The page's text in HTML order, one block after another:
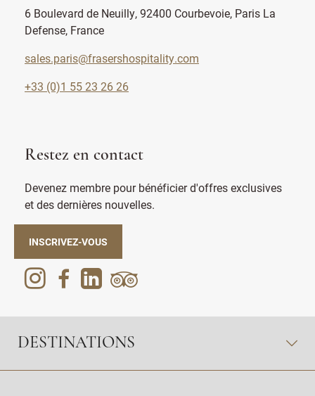
6 Boulevard de Neuilly, 92400 Courbevoie, Paris La
Defense, France
sales.paris@frasershospitality.com
+33 (0)1 55 23 26 26
Restez en contact
Devenez membre pour bénéficier d'offres exclusives
et des dernières nouvelles.
INSCRIVEZ-VOUS
DESTINATIONS